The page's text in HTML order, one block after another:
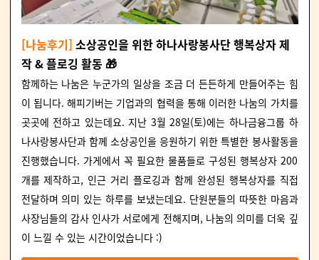
[나눔후기] 소상공인을 위한 하나사랑봉사단 행복상자 제
작 & 플로깅 활동 🎁
함께하는 나눔은 누군가의 일상을 조금 더 든든하게 만들어주는 힘
이 됩니다. 해피기버는 기업과의 협력을 통해 이러한 나눔의 가치를
곳곳에 전하고 있는데요. 지난 3월 28일(토)에는 하나금융그룹 하
나사랑봉사단과 함께 소상공인을 응원하기 위한 특별한 봉사활동을
진행했습니다. 가게에서 꼭 필요한 물품들로 구성된 행복상자 200
개를 제작하고, 인근 거리 플로깅과 함께 완성된 행복상자를 직접
전달하며 의미 있는 하루를 보냈는데요. 단원분들의 따뜻한 마음과
사장님들의 감사 인사가 서로에게 전해지며, 나눔의 의미를 더욱 깊
이 느낄 수 있는 시간이었습니다 :)